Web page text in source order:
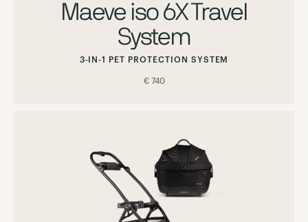
Maeve iso 6X Travel
System
3-IN-1 PET PROTECTION SYSTEM
€ 740